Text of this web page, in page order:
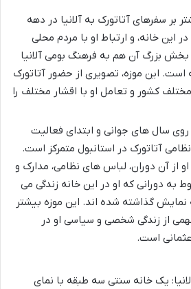
بر سفرهای آتاتورک به آلانیا در دهه
این خانه، و ارتباط او با مردم محلی
بخش بزرگ آن هم به فرهنگ بومی آلانیا
این موزه، تصویری از حضور آتاتورک
کشور و تعامل او با اقشار مختلف را
روی سال های جوانی و ابتدای فعالیت
آتاتورک در استانبول متمرکز است.
از آن دوران، لباس های نظامی، مدارک و
به دورانی که او در این خانه زندگی می
نمایش گذاشته شده اند. این موزه بیشتر
از زندگی شخصی و سیاسی او در
است.
یک خانه سنتی سه طبقه با نمای